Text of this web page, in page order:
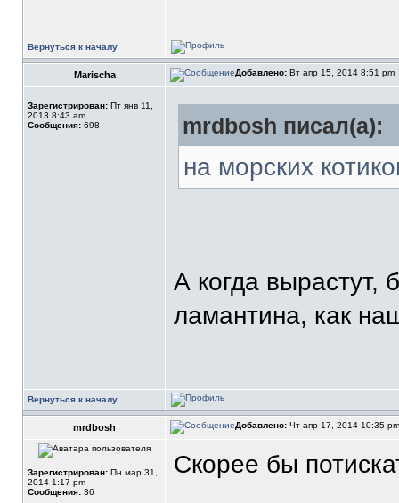
Вернуться к началу
Marischa Добавлено: Вт апр 15, 2014 8:51 pm
Зарегистрирован: Пт янв 11,
2013 8:43 am
Сообщения: 698 mrdbosh писал(а):
на морских
А когда вырастут,
ламантина, как
Вернуться к началу
mrdbosh Добавлено: Чт апр 17, 2014 10:35
Зарегистрирован: Пн мар 31,
2014 1:17 pm
Сообщения: 36
Скорее бы